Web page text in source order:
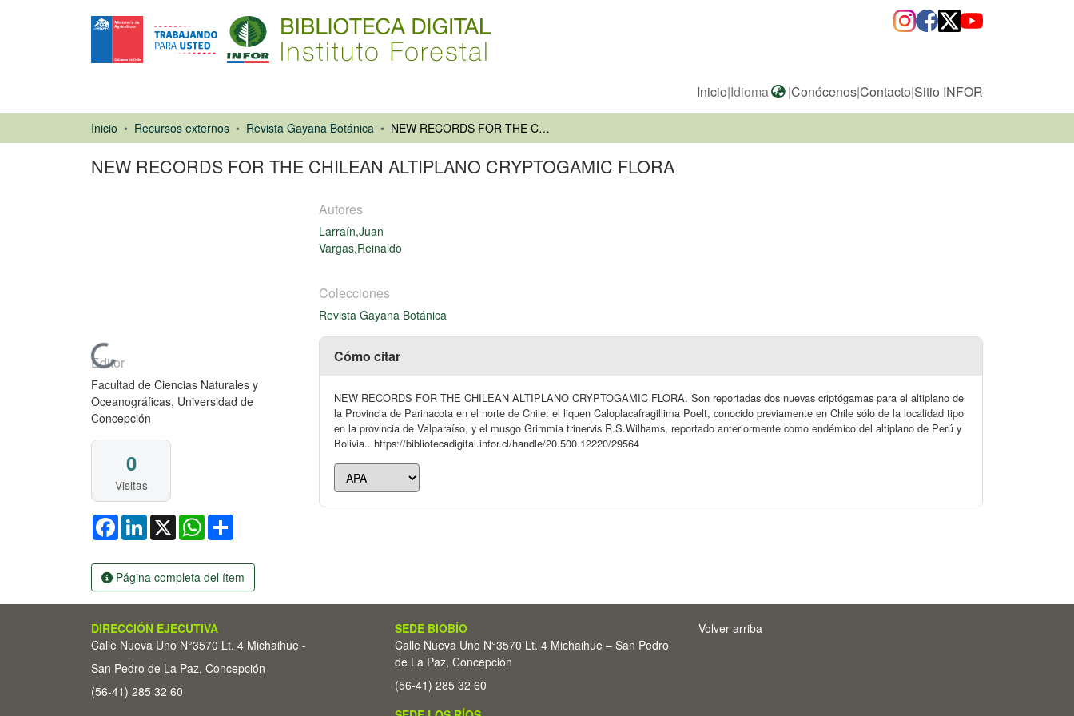
Inicio|Idioma |Conócenos|Contacto|Sitio INFOR
Inicio Recursos externos Revista Gayana Botánica NEW RECORDS FOR THE CHILEAN ALTIPLANO CRYPTOGAMIC FLORA
NEW RECORDS FOR THE CHILEAN ALTIPLANO CRYPTOGAMIC FLORA
Cargando...
Editor
Facultad de Ciencias Naturales y
Oceanográficas, Universidad de
Concepción
0
Visitas
FacebookLinkedIn
X WhatsApp
Página completa del ítem
Autores
Larraín,Juan
Vargas,Reinaldo
Colecciones
Revista Gayana Botánica
Cómo citar
NEW RECORDS FOR THE CHILEAN ALTIPLANO CRYPTOGAMIC FLORA. Son reportadas dos nuevas criptógamas para el altiplano de
la Provincia de Parinacota en el norte de Chile: el liquen Caloplacafragillima Poelt, conocido previamente en Chile sólo de la localidad tipo
en la provincia de Valparaíso, y el musgo Grimmia trinervis R.S.Wilhams, reportado anteriormente como endémico del altiplano de Perú y
Bolivia.. https://bibliotecadigital.infor.cl/handle/20.500.12220/29564
DIRECCIÓN EJECUTIVA
Calle Nueva Uno N°3570 Lt. 4 Michaihue -
San Pedro de La Paz, Concepción
(56-41) 285 32 60
SEDE BIOBÍO
Calle Nueva Uno N°3570 Lt. 4 Michaihue – San Pedro
de La Paz, Concepción
(56-41) 285 32 60
Volver arriba